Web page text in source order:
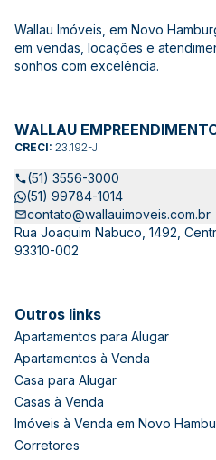
Wallau Imóveis, em Novo
em vendas, locações e
sonhos com excelência.
WALLAU
CRECI: 23.192-J
(51) 3556-3000
(51) 99784-1014
contato@wallauimoveis.com.br
Rua Joaquim Nabuco, 1492,
93310-002
Outros links
Apartamentos para Alugar
Apartamentos à Venda
Casa para Alugar
Casas à Venda
Imóveis à Venda em Novo
Corretores